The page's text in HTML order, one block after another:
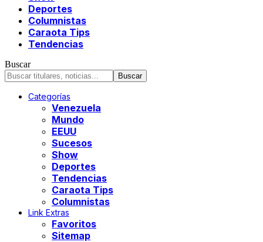
Deportes
Columnistas
Caraota Tips
Tendencias
Buscar
Categorías
Venezuela
Mundo
EEUU
Sucesos
Show
Deportes
Tendencias
Caraota Tips
Columnistas
Link Extras
Favoritos
Sitemap